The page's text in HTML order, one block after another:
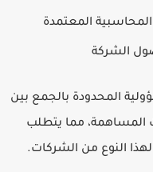
المحاسبية المعتمدة
الشركة
المحدودة بالجمع بين
مما يتطلب
النوع من الشركات.